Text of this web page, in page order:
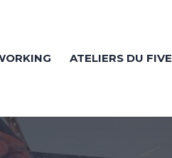
ATELIERS DU FIVE